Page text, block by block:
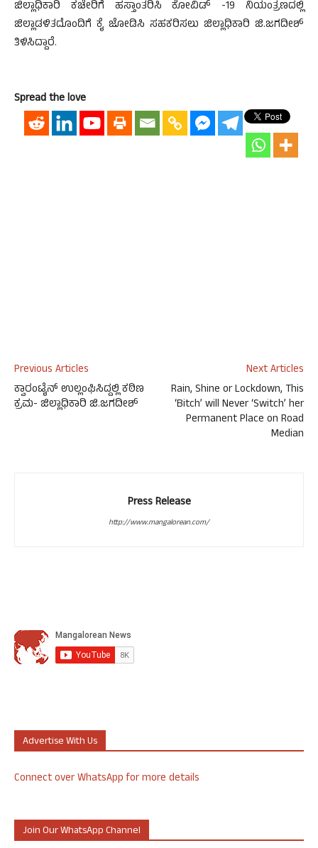
ಜಿಲ್ಲಾಧಿಕಾರಿ ಕಚೇರಿಗೆ ಹಸ್ತಾಂತರಿಸಿ ಕೋವಿಡ್ -19 ನಿಯಂತ್ರಣದಲ್ಲಿ
ಜಿಲ್ಲಾಡಳಿತದೊಂದಿಗೆ ಕೈ ಜೋಡಿಸಿ ಸಹಕರಿಸಲು ಜಿಲ್ಲಾಧಿಕಾರಿ ಜಿ.ಜಗದೀಶ್
ತಿಳಿಸಿದ್ದಾರೆ.
Spread the love
Previous Articles
ಕ್ವಾರಂಟೈನ್ ಉಲ್ಲಂಘಿಸಿದ್ದಲ್ಲಿ ಕಠಿಣ
ಕ್ರಮ- ಜಿಲ್ಲಾಧಿಕಾರಿ ಜಿ.ಜಗದೀಶ್
Next Articles
Rain, Shine or Lockdown, This
‘Bitch’ will Never ‘Switch’ her
Permanent Place on Road
Median
Press Release
http://www.mangalorean.com/
Advertise With Us
Connect over WhatsApp for more details
Join Our WhatsApp Channel